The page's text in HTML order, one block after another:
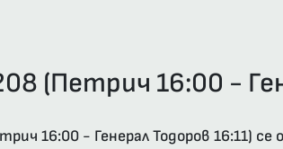
(Петрич 16:00 -
16:00 - Генерал Тодоров 16:11)